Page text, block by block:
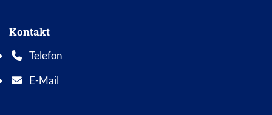
Kontakt
Telefon
Telefonnummer: 0 5 6 2 1 7 0 1 0
E-Mail
E-Mail Adresse: info@bad-wildungen.de